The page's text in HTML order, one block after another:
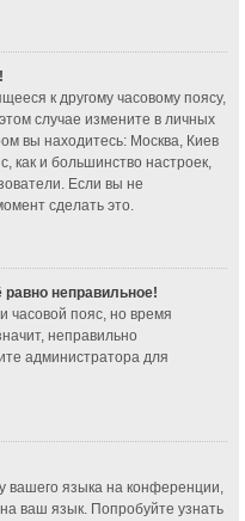
к другому часовому поясу,
случае измените в личных
вы находитесь: Москва, Киев
как и большинство настроек,
Если вы не
сделать это.
неправильное!
часовой пояс, но время
неправильно
администратора для
вашего языка на конференции,
ваш язык. Попробуйте узнать